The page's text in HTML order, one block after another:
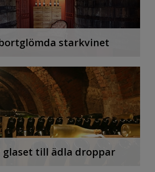
starkvinet
glaset till ädla droppar